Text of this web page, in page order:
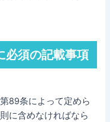
必須の記載事項
89条によって定めら
に含めなければなら